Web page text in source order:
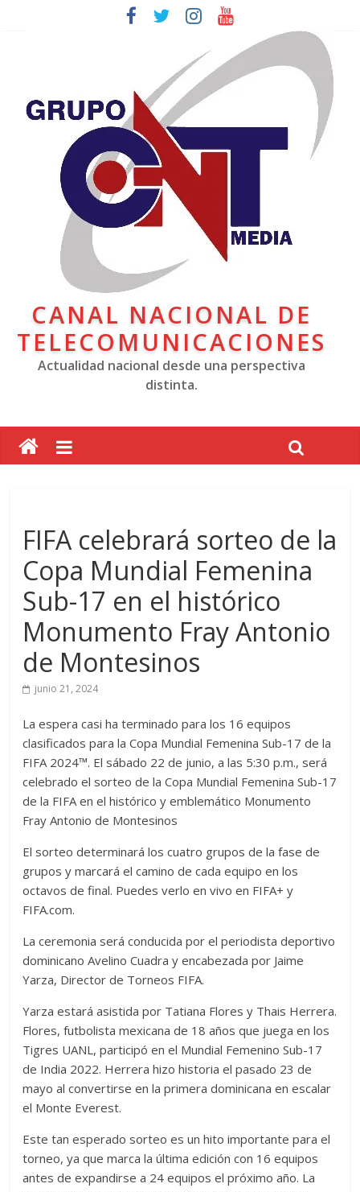
CANAL NACIONAL DE
TELECOMUNICACIONES
Actualidad nacional desde una perspectiva
distinta.
FIFA celebrará sorteo de la
Copa Mundial Femenina
Sub-17 en el histórico
Monumento Fray Antonio
de Montesinos
junio 21, 2024
La espera casi ha terminado para los 16 equipos
clasificados para la Copa Mundial Femenina Sub-17 de la
FIFA 2024™️. El sábado 22 de junio, a las 5:30 p.m., será
celebrado el sorteo de la Copa Mundial Femenina Sub-17
de la FIFA en el histórico y emblemático Monumento
Fray Antonio de Montesinos
El sorteo determinará los cuatro grupos de la fase de
grupos y marcará el camino de cada equipo en los
octavos de final. Puedes verlo en vivo en FIFA+ y
FIFA.com.
La ceremonia será conducida por el periodista deportivo
dominicano Avelino Cuadra y encabezada por Jaime
Yarza, Director de Torneos FIFA.
Yarza estará asistida por Tatiana Flores y Thais Herrera.
Flores, futbolista mexicana de 18 años que juega en los
Tigres UANL, participó en el Mundial Femenino Sub-17
de India 2022. Herrera hizo historia el pasado 23 de
mayo al convertirse en la primera dominicana en escalar
el Monte Everest.
Este tan esperado sorteo es un hito importante para el
torneo, ya que marca la última edición con 16 equipos
antes de expandirse a 24 equipos el próximo año. La